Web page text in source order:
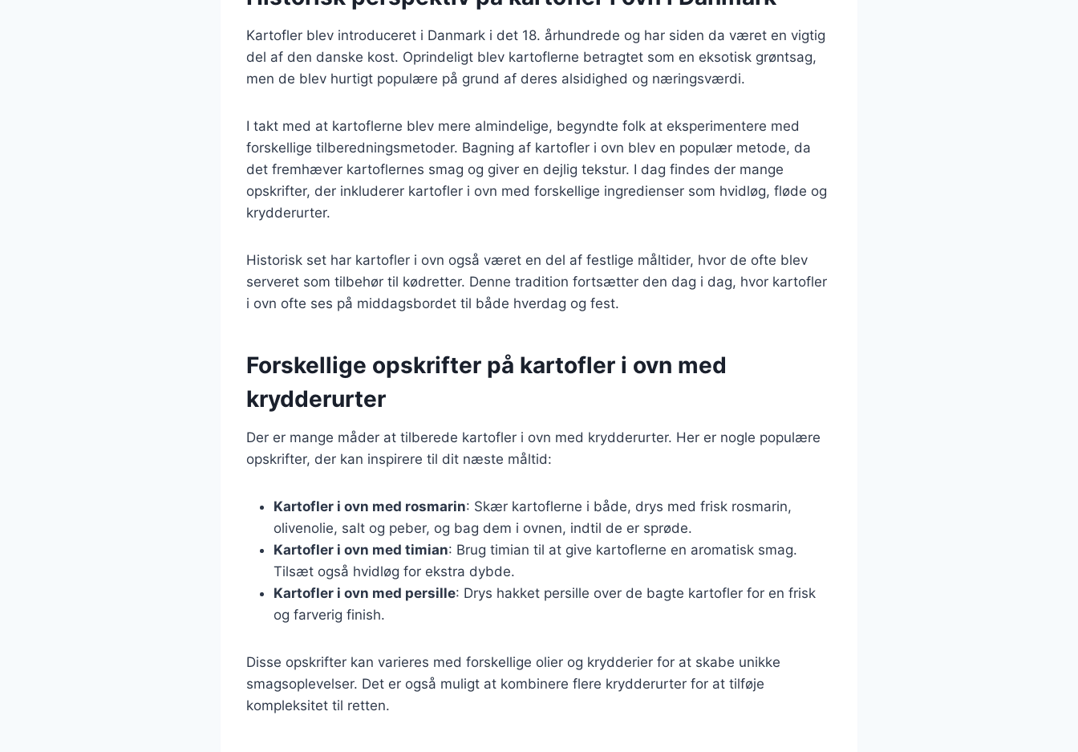
Kartofler blev introduceret i Danmark i det 18. århundrede og har siden da været en vigtig
del af den danske kost. Oprindeligt blev kartoflerne betragtet som en eksotisk grøntsag,
men de blev hurtigt populære på grund af deres alsidighed og næringsværdi.
I takt med at kartoflerne blev mere almindelige, begyndte folk at eksperimentere med
forskellige tilberedningsmetoder. Bagning af kartofler i ovn blev en populær metode, da
det fremhæver kartoflernes smag og giver en dejlig tekstur. I dag findes der mange
opskrifter, der inkluderer kartofler i ovn med forskellige ingredienser som hvidløg, fløde og
krydderurter.
Historisk set har kartofler i ovn også været en del af festlige måltider, hvor de ofte blev
serveret som tilbehør til kødretter. Denne tradition fortsætter den dag i dag, hvor kartofler
i ovn ofte ses på middagsbordet til både hverdag og fest.
Forskellige opskrifter på kartofler i ovn med
krydderurter
Der er mange måder at tilberede kartofler i ovn med krydderurter. Her er nogle populære
opskrifter, der kan inspirere til dit næste måltid:
Kartofler i ovn med rosmarin: Skær kartoflerne i både, drys med frisk rosmarin,
olivenolie, salt og peber, og bag dem i ovnen, indtil de er sprøde.
Kartofler i ovn med timian: Brug timian til at give kartoflerne en aromatisk smag.
Tilsæt også hvidløg for ekstra dybde.
Kartofler i ovn med persille: Drys hakket persille over de bagte kartofler for en frisk
og farverig finish.
Disse opskrifter kan varieres med forskellige olier og krydderier for at skabe unikke
smagsoplevelser. Det er også muligt at kombinere flere krydderurter for at tilføje
kompleksitet til retten.